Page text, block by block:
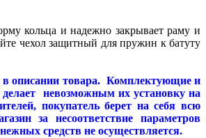
кольца и надежно закрывает раму и
те чехол защитный для пружин к батуту
в описании товара. Комплектующие и
невозможным их установку на
покупатель берет на себя всю
за несоответствие параметров
средств не осуществляется.